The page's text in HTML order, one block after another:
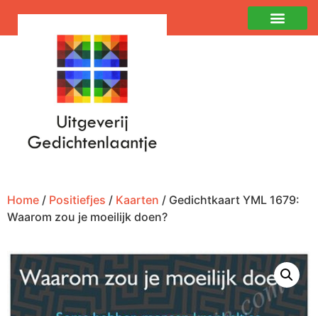
Home / Positiefjes / Kaarten / Gedichtkaart YML 1679:
Waarom zou je moeilijk doen?